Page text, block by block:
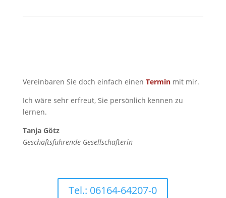
Vereinbaren Sie doch einfach einen Terminmit mir.
Ich wäre sehr erfreut, Sie persönlich kennen zu
lernen.
Tanja Götz
Geschäftsführende Gesellschafterin
Tel.: 06164-64207-0